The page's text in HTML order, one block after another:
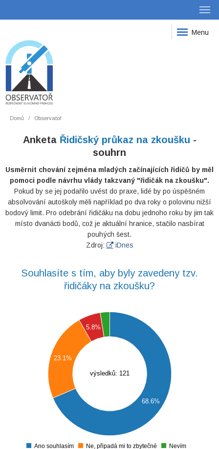
Menu
Domů Observatoř
Anketa Řidičský průkaz na zkoušku -
souhrn
Usměrnit chování zejména mladých začínajících řidičů by měl
pomoci podle návrhu vlády takzvaný "řidičák na zkoušku".
Pokud by se jej podařilo uvést do praxe, lidé by po úspěšném
absolvování autoškoly měli například po dva roky o polovinu nižší
bodový limit. Pro odebrání řidičáku na dobu jednoho roku by jim tak
místo dvanácti bodů, což je aktuální hranice, stačilo nasbírat
pouhých šest.
Zdroj:
iDnes
Souhlasíte s tím, aby byly zavedeny tzv.
řidičáky na zkoušku?
výsledků: 121
68.6%
23.1%
5.8%
Ano souhlasím Ne, připadá mi to zbytečné
Nevím